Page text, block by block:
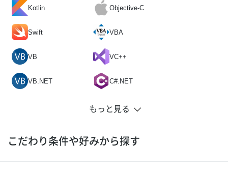
Kotlin Objective-C
Swift VBA
VB VC++
VB.NET C#.NET
こだわり条件や好みから探す